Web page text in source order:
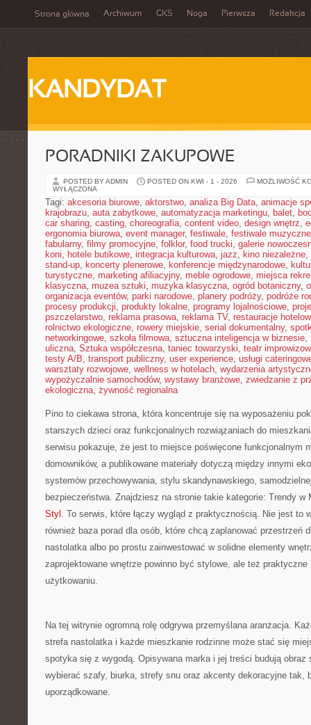
Strona główna Archiwum GKS Noga Pierwsza Redakcja
KANDYDAT
PORADNIKI ZAKUPOWE
POSTED BY ADMIN POSTED ON KWI - 1 - 2026
MOŻLIWOŚĆ
WYŁĄCZONA
Tagi: akcesoria biurowe, aktorstwo, analiza Big Data, animacje
krajobrazu, auta zabytkowe, automatyzacja marketingu, balet,
car sharing, casting, choreografia, content video, design wnętrz,
ergonomia biurowa, event manager, festiwale, festiwale muzyczne
fabularny, filmy promocyjne, folklor, food trucki, galerie
koni, hotele butikowe, integracja kulturowa, jazz, kino niezależne,
stand-up, koncerty plenerowe, konferencje międzynarodowe,
turystyczne, marketing afiliacyjny, meble ogrodowe, miejsca
klasyczna, muzea sztuki, muzyka klasyczna, ogród botaniczny,
organizacja eventów, parki narodowe, planery podróży, podróże
procesy produkcji, produkty lokalne, programy lojalnościowe,
pszczelarstwo, reklama prasowa, reklama TV, restauracje
rolnictwo ekologiczne, rowery miejskie, serial dokumentalny,
networkingowe, szkoła filmowa, sztuczna inteligencja w biznesie,
uliczna, Sztuka współczesna, taniec towarzyski, teatr
testy A/B, transport publiczny, user experience, usługi
warsztaty rozwojowe, wellness w hotelach, wydarzenia
wypożyczalnie samochodów, wystawy branżowe, zwiedzanie z
ekologiczna, żywność regionalna
Pino to ciekawa strona, która koncentruje się na wyposażeniu
starszych dzieci oraz funkcjonalnych rozwiązaniach do
serwisu pokazuje, że jest to miejsce poświęcone funkcjonalnym
domowników, a publikowane materiały dotyczą między innymi
systemów przechowywania, stylu skandynawskiego,
bezpieczeństwa. Znajdziesz na stronie takie kategorie: Trendy w
Styl . To serwis, które łączy wygląd z praktycznością. Nie jest to
również baza porad dla osób, które chcą zaplanować przestrzeń
nastolatka albo po prostu zainwestować w solidne elementy
zaprojektowane wnętrze powinno być stylowe, ale też
użytkowaniu.
Na tej witrynie ogromną rolę odgrywa przemyślana aranżacja.
strefa nastolatka i każde mieszkanie rodzinne może stać się
spotyka się z wygodą. Opisywana marka i jej treści budują obraz
wybierać szafy, biurka, strefy snu oraz akcenty dekoracyjne tak,
uporządkowane.